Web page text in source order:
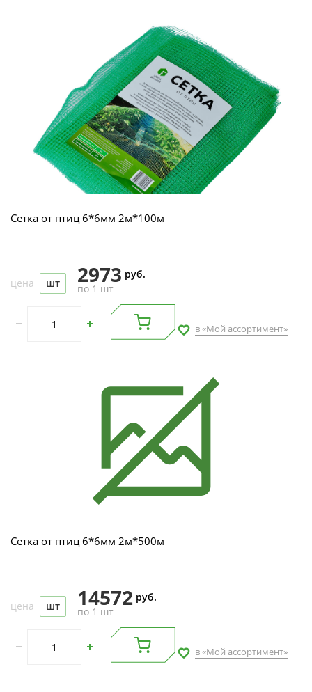
Сетка от птиц 6*6мм 2м*100м
цена шт 2973 руб.
по 1 шт
в «Мой ассортимент»
Сетка от птиц 6*6мм 2м*500м
цена шт 14572 руб.
по 1 шт
в «Мой ассортимент»